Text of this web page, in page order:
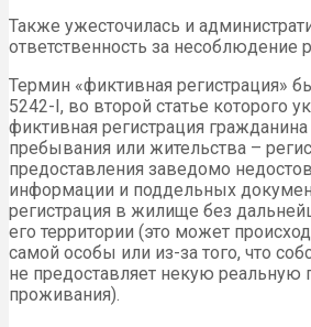
Также ужесточилась и
ответственность за несоблюдение
Термин «фиктивная регистрация»
5242-I, во второй статье которого
фиктивная регистрация
пребывания или жительства –
предоставления заведомо
информации и поддельных
регистрация в жилище без
его территории (это может
самой особы или из-за того, что
не предоставляет некую реальную
проживания).